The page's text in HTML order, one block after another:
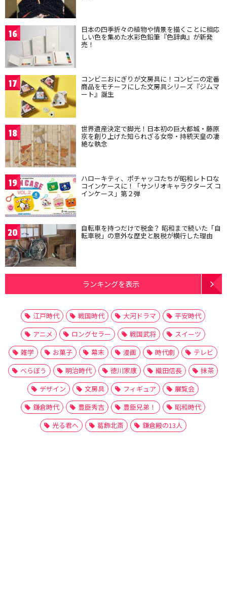
16 日本の四季折々の植物や情景を描くことに相応
しい色を集めた水彩色鉛筆『色辞典』が新発
売！
17 コンビニおにぎりが文房具に！コンビニの定番
商品をモチーフにした文房具シリーズ『ジムマ
ート』誕生
18 世界遺産決定で脚光！日本初の巨大都城・藤原
京を創り上げた知られざる女帝・持統天皇の凄
絶な執念
19 ハローキティ、ポチャッコたちが昭和レトロな
コインケースに！「サンリオキャラクターズ コ
インケース」第２弾
20 自転車を持つだけで税金？ 昭和まで続いた「自
転車税」の意外な歴史と脱税が横行した理由
ランキングを表示
江戸時代 戦国時代 大河ドラマ
平安時代
アニメ
ロングセラー 戦国武将
スイーツ
雑学
お菓子 幕末 漫画 時代劇
テレビ
べらぼう
明治時代 徳川家康 織田信長
抹茶
デザイン
文房具 フィギュア
展覧会
鎌倉時代
豊臣秀吉 豊臣兄弟！
昭和時代
光る君へ
葛飾北斎 鎌倉殿の13人